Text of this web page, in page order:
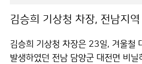
김승희 기상청 차장은 23일, 겨울철
발생하였던 전남 담양군 대전면 비닐